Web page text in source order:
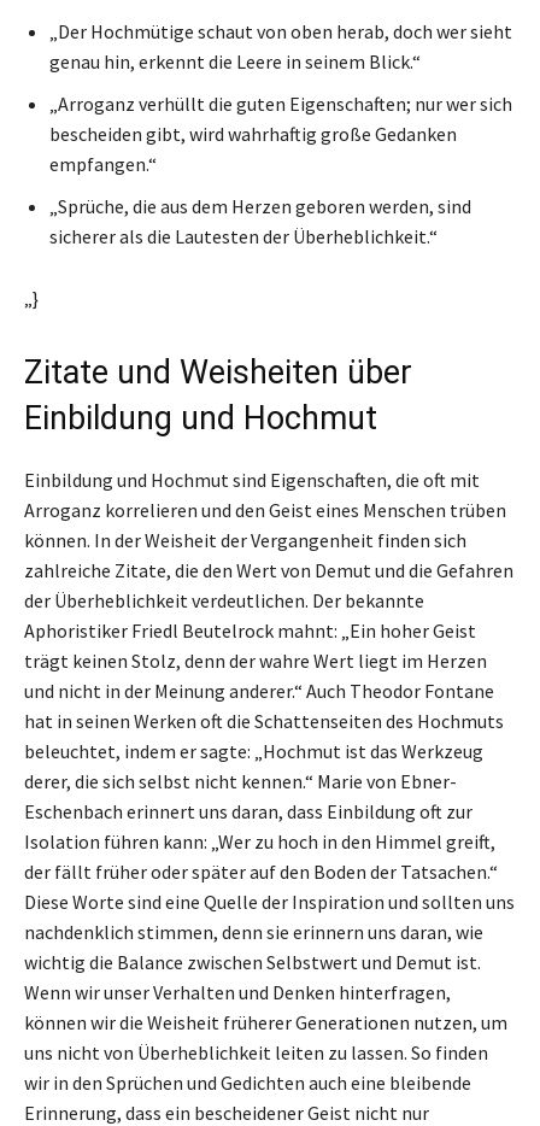
„Der Hochmütige schaut von oben herab, doch wer sieht
genau hin, erkennt die Leere in seinem Blick.“
„Arroganz verhüllt die guten Eigenschaften; nur wer sich
bescheiden gibt, wird wahrhaftig große Gedanken
empfangen.“
„Sprüche, die aus dem Herzen geboren werden, sind
sicherer als die Lautesten der Überheblichkeit.“
„}
Zitate und Weisheiten über
Einbildung und Hochmut
Einbildung und Hochmut sind Eigenschaften, die oft mit
Arroganz korrelieren und den Geist eines Menschen trüben
können. In der Weisheit der Vergangenheit finden sich
zahlreiche Zitate, die den Wert von Demut und die Gefahren
der Überheblichkeit verdeutlichen. Der bekannte
Aphoristiker Friedl Beutelrock mahnt: „Ein hoher Geist
trägt keinen Stolz, denn der wahre Wert liegt im Herzen
und nicht in der Meinung anderer.“ Auch Theodor Fontane
hat in seinen Werken oft die Schattenseiten des Hochmuts
beleuchtet, indem er sagte: „Hochmut ist das Werkzeug
derer, die sich selbst nicht kennen.“ Marie von Ebner-
Eschenbach erinnert uns daran, dass Einbildung oft zur
Isolation führen kann: „Wer zu hoch in den Himmel greift,
der fällt früher oder später auf den Boden der Tatsachen.“
Diese Worte sind eine Quelle der Inspiration und sollten uns
nachdenklich stimmen, denn sie erinnern uns daran, wie
wichtig die Balance zwischen Selbstwert und Demut ist.
Wenn wir unser Verhalten und Denken hinterfragen,
können wir die Weisheit früherer Generationen nutzen, um
uns nicht von Überheblichkeit leiten zu lassen. So finden
wir in den Sprüchen und Gedichten auch eine bleibende
Erinnerung, dass ein bescheidener Geist nicht nur